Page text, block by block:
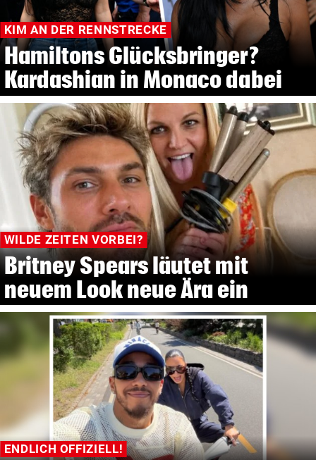
KIM AN DER RENNSTRECKE
Hamiltons Glücksbringer?
Kardashian in Monaco dabei
WILDE ZEITEN VORBEI?
Britney Spears läutet mit
neuem Look neue Ära ein
ENDLICH OFFIZIELL!